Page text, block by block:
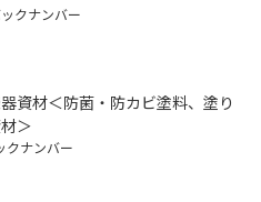
クナンバー
資材＜防菌・防カビ塗料、塗り
＞
クナンバー